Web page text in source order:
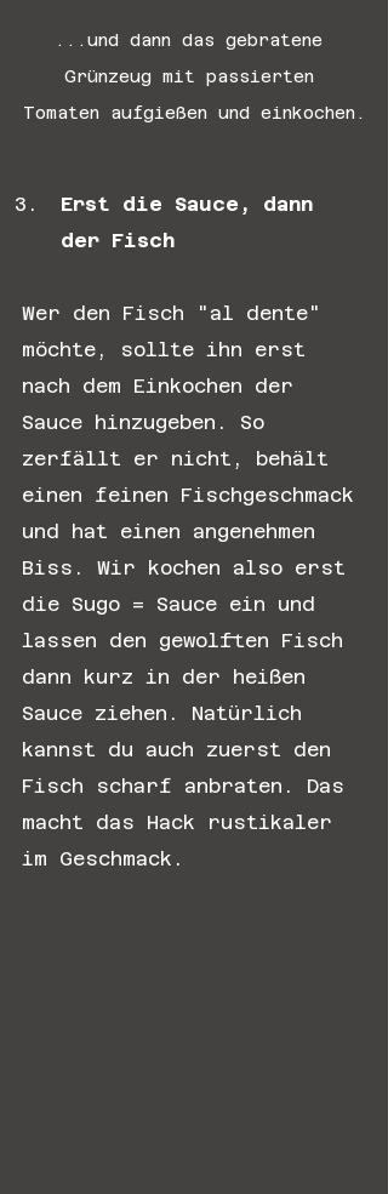
...und dann das gebratene
Grünzeug mit passierten
Tomaten aufgießen und einkochen.
Erst die Sauce, dann
der Fisch
Wer den Fisch "al dente"
möchte, sollte ihn erst
nach dem Einkochen der
Sauce hinzugeben. So
zerfällt er nicht, behält
einen feinen Fischgeschmack
und hat einen angenehmen
Biss. Wir kochen also erst
die Sugo = Sauce ein und
lassen den gewolften Fisch
dann kurz in der heißen
Sauce ziehen. Natürlich
kannst du auch zuerst den
Fisch scharf anbraten. Das
macht das Hack rustikaler
im Geschmack.